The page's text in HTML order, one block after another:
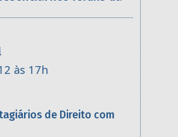
às 17h
de Direito com